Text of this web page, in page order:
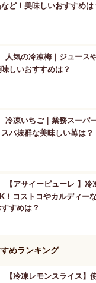
ど！美味しいおすすめは
人気の冷凍梅｜ジュース
しいおすすめは？
冷凍いちご｜業務スーパ
スパ抜群な美味しい苺は？
【アサイーピューレ 】
！コストコやカルディー
すめは？
めランキング
【冷凍レモンスライス】